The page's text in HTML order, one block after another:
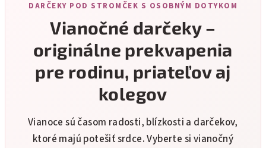
DARČEKY POD STROMČEK S OSOBNÝM DOTYKOM
Vianočné darčeky –
originálne prekvapenia
pre rodinu, priateľov aj
kolegov
Vianoce sú časom radosti, blízkosti a darčekov,
ktoré majú potešiť srdce. Vyberte si vianočný